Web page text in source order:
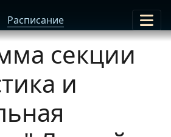
Расписание
секции
и